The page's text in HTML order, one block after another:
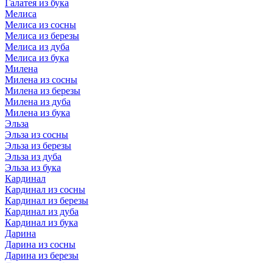
Галатея из бука
Мелиса
Мелиса из сосны
Мелиса из березы
Мелиса из дуба
Мелиса из бука
Милена
Милена из сосны
Милена из березы
Милена из дуба
Милена из бука
Эльза
Эльза из сосны
Эльза из березы
Эльза из дуба
Эльза из бука
Кардинал
Кардинал из сосны
Кардинал из березы
Кардинал из дуба
Кардинал из бука
Дарина
Дарина из сосны
Дарина из березы